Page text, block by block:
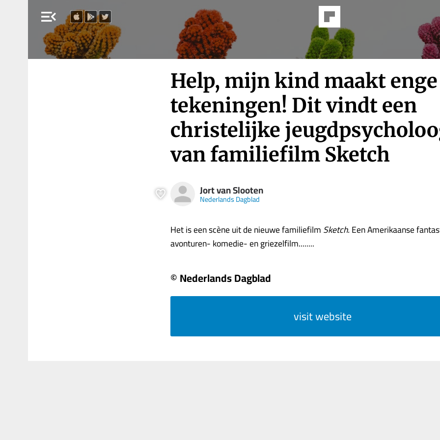
menu_open
Help, mijn kind maakt enge
tekeningen! Dit vindt een
christelijke
van familiefilm Sketch
Jort van Slooten
Nederlands Dagblad
Het is een scène uit de nieuwe familiefilmSketch.Een Amerikaanse
avonturen- komedie- en griezelfilm........
© Nederlands Dagblad
visit website